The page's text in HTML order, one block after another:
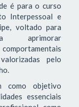
é para o curso
Interpessoal e
voltado para
aprimorar
pelo
como objetivo
essenciais